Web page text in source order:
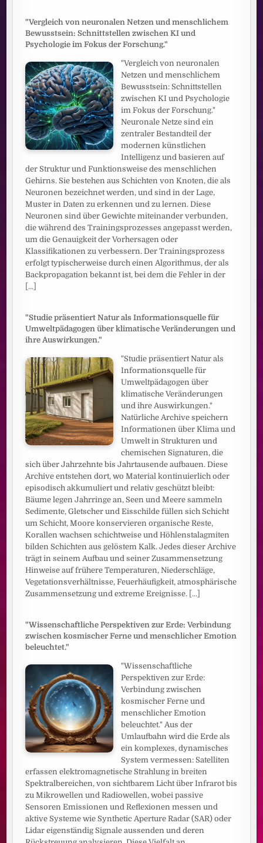
"Vergleich von neuronalen Netzen und menschlichem
Bewusstsein: Schnittstellen zwischen KI und
Psychologie im Fokus der Forschung."
"Vergleich von neuronalen
Netzen und menschlichem
Bewusstsein: Schnittstellen
zwischen KI und Psychologie
im Fokus der Forschung."
Neuronale Netze sind ein
zentraler Bestandteil der
modernen künstlichen
Intelligenz und basieren auf
der Struktur und Funktionsweise des menschlichen
Gehirns. Sie bestehen aus Schichten von Knoten, die als
Neuronen bezeichnet werden, und sind in der Lage,
Muster in Daten zu erkennen und zu lernen. Diese
Neuronen sind über Gewichte miteinander verbunden,
die während des Trainingsprozesses angepasst werden,
um die Genauigkeit der Vorhersagen oder
Klassifikationen zu verbessern. Der Trainingsprozess
erfolgt typischerweise durch einen Algorithmus, der als
Backpropagation bekannt ist, bei dem die Fehler in der
[...]
"Studie präsentiert Natur als Informationsquelle für
Umweltpädagogen über klimatische Veränderungen und
ihre Auswirkungen."
"Studie präsentiert Natur als
Informationsquelle für
Umweltpädagogen über
klimatische Veränderungen
und ihre Auswirkungen."
Natürliche Archive speichern
Informationen über Klima und
Umwelt in Strukturen und
chemischen Signaturen, die
sich über Jahrzehnte bis Jahrtausende aufbauen. Diese
Archive entstehen dort, wo Material kontinuierlich oder
episodisch akkumuliert und relativ geschützt bleibt:
Bäume legen Jahrringe an, Seen und Meere sammeln
Sedimente, Gletscher und Eisschilde füllen sich Schicht
um Schicht, Moore konservieren organische Reste,
Korallen wachsen schichtweise und Höhlenstalagmiten
bilden Schichten aus gelöstem Kalk. Jedes dieser Archive
trägt in seinem Aufbau und seiner Zusammensetzung
Hinweise auf frühere Temperaturen, Niederschläge,
Vegetationsverhältnisse, Feuerhäufigkeit, atmosphärische
Zusammensetzung und extreme Ereignisse. [...]
"Wissenschaftliche Perspektiven zur Erde: Verbindung
zwischen kosmischer Ferne und menschlicher Emotion
beleuchtet."
"Wissenschaftliche
Perspektiven zur Erde:
Verbindung zwischen
kosmischer Ferne und
menschlicher Emotion
beleuchtet." Aus der
Umlaufbahn wird die Erde als
ein komplexes, dynamisches
System vermessen: Satelliten
erfassen elektromagnetische Strahlung in breiten
Spektralbereichen, von sichtbarem Licht über Infrarot bis
zu Mikrowellen und Radiowellen, wobei passive
Sensoren Emissionen und Reflexionen messen und
aktive Systeme wie Synthetic Aperture Radar (SAR) oder
Lidar eigenständig Signale aussenden und deren